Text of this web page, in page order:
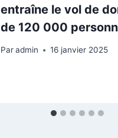
entraîne le vol de
de 120 000
Par admin 16 janvier 2025